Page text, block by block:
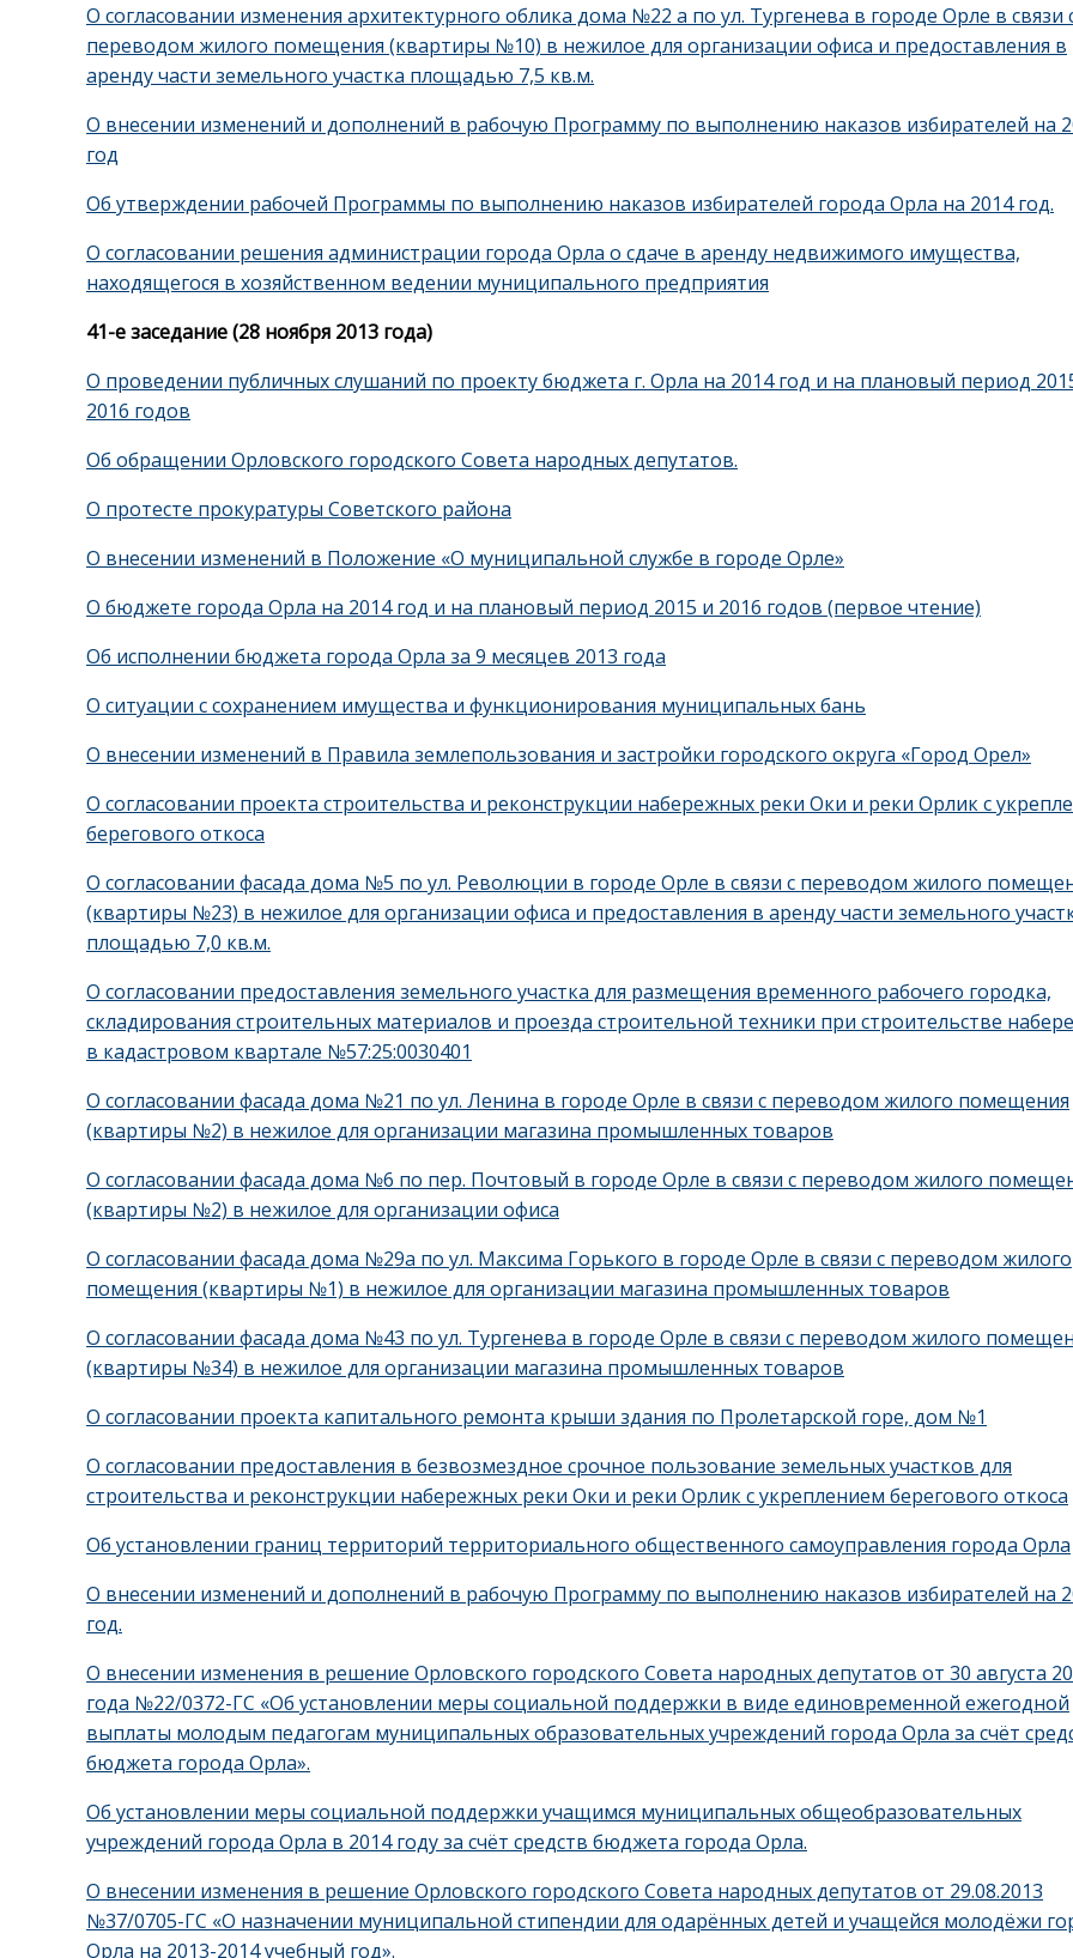
О согласовании изменения архитектурного облика дома №22 а по ул. Тургенева в городе Орле в связи
переводом жилого помещения (квартиры №10) в нежилое для организации офиса и предоставления в
аренду части земельного участка площадью 7,5 кв.м.
О внесении изменений и дополнений в рабочую Программу по выполнению наказов избирателей на
год
Об утверждении рабочей Программы по выполнению наказов избирателей города Орла на 2014 год.
О согласовании решения администрации города Орла о сдаче в аренду недвижимого имущества,
находящегося в хозяйственном ведении муниципального предприятия
41-е заседание (28 ноября 2013 года)
О проведении публичных слушаний по проекту бюджета г. Орла на 2014 год и на плановый период
2016 годов
Об обращении Орловского городского Совета народных депутатов.
О протесте прокуратуры Советского района
О внесении изменений в Положение «О муниципальной службе в городе Орле»
О бюджете города Орла на 2014 год и на плановый период 2015 и 2016 годов (первое чтение)
Об исполнении бюджета города Орла за 9 месяцев 2013 года
О ситуации с сохранением имущества и функционирования муниципальных бань
О внесении изменений в Правила землепользования и застройки городского округа «Город Орел»
О согласовании проекта строительства и реконструкции набережных реки Оки и реки Орлик с
берегового откоса
О согласовании фасада дома №5 по ул. Революции в городе Орле в связи с переводом жилого
(квартиры №23) в нежилое для организации офиса и предоставления в аренду части земельного
площадью 7,0 кв.м.
О согласовании предоставления земельного участка для размещения временного рабочего городка,
складирования строительных материалов и проезда строительной техники при строительстве
в кадастровом квартале №57:25:0030401
О согласовании фасада дома №21 по ул. Ленина в городе Орле в связи с переводом жилого помещения
(квартиры №2) в нежилое для организации магазина промышленных товаров
О согласовании фасада дома №6 по пер. Почтовый в городе Орле в связи с переводом жилого
(квартиры №2) в нежилое для организации офиса
О согласовании фасада дома №29а по ул. Максима Горького в городе Орле в связи с переводом жилого
помещения (квартиры №1) в нежилое для организации магазина промышленных товаров
О согласовании фасада дома №43 по ул. Тургенева в городе Орле в связи с переводом жилого
(квартиры №34) в нежилое для организации магазина промышленных товаров
О согласовании проекта капитального ремонта крыши здания по Пролетарской горе, дом №1
О согласовании предоставления в безвозмездное срочное пользование земельных участков для
строительства и реконструкции набережных реки Оки и реки Орлик с укреплением берегового откоса
Об установлении границ территорий территориального общественного самоуправления города Орла
О внесении изменений и дополнений в рабочую Программу по выполнению наказов избирателей на
год.
О внесении изменения в решение Орловского городского Совета народных депутатов от 30 августа
года №22/0372-ГС «Об установлении меры социальной поддержки в виде единовременной ежегодной
выплаты молодым педагогам муниципальных образовательных учреждений города Орла за счёт
бюджета города Орла».
Об установлении меры социальной поддержки учащимся муниципальных общеобразовательных
учреждений города Орла в 2014 году за счёт средств бюджета города Орла.
О внесении изменения в решение Орловского городского Совета народных депутатов от 29.08.2013
№37/0705-ГС «О назначении муниципальной стипендии для одарённых детей и учащейся молодёжи
Орла на 2013-2014 учебный год».